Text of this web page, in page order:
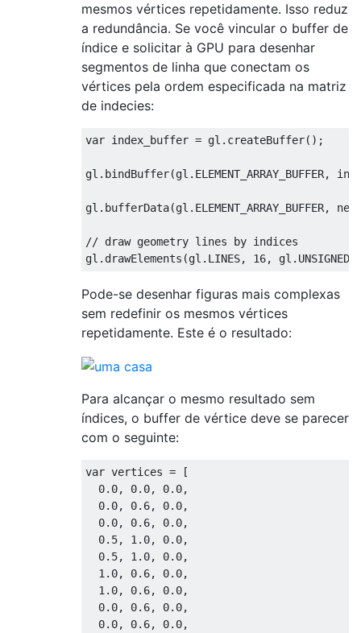
mesmos vértices repetidamente. Isso reduz
a redundância. Se você vincular o buffer de
índice e solicitar à GPU para desenhar
segmentos de linha que conectam os
vértices pela ordem especificada na matriz
de indecies:
var index_buffer = gl.createBuffer();
gl.bindBuffer(gl.ELEMENT_ARRAY_BUFFER,
gl.bufferData(gl.ELEMENT_ARRAY_BUFFER,
// draw geometry lines by indices
Pode-se desenhar figuras mais complexas
sem redefinir os mesmos vértices
repetidamente. Este é o resultado:
Para alcançar o mesmo resultado sem
índices, o buffer de vértice deve se parecer
com o seguinte:
var vertices = [
  0.0, 0.0, 0.0,
  0.0, 0.6, 0.0,
  0.0, 0.6, 0.0,
  0.5, 1.0, 0.0,
  0.5, 1.0, 0.0,
  1.0, 0.6, 0.0,
  1.0, 0.6, 0.0,
  0.0, 0.6, 0.0,
  0.0, 0.6, 0.0,